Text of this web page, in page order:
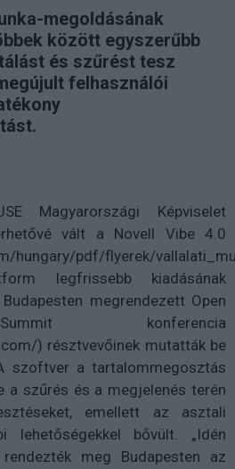
megoldásának
között egyszerűbb
és szűrést tesz
felhasználói
Magyarországi Képviselet
vált a Novell Vibe 4.0
hungary/pdf/flyerek/
legfrissebb kiadásának
megrendezett Open
konferencia
) résztvevőinek mutatták be
szoftver a tartalommegosztás
a szűrés és a megjelenés terén
emellett az asztali
lehetőségekkel bővült. „Idén
meg Budapesten az